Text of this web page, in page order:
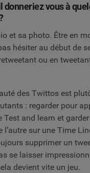
donneriez vous à
et sa photo. Être en
hésiter au début de
ou en
des Twittos est
: regarder pour
Test and learn et
l’autre sur une Time
supprimer un
se laisser
devient vite un jeu.